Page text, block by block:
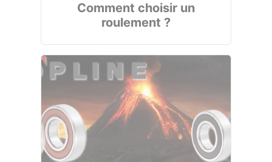
Comment choisir un
roulement ?